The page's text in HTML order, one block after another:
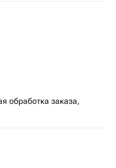
обработка заказа,